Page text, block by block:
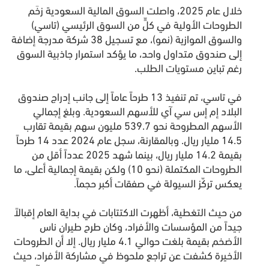
خلال عام 2025، واصلت السوق المالية السعودية زخَم
الطروحات الأولية في كلٍّ من السوق الرئيسي (تاسي)
والسوق الموازية (نمو)، مع تسجيل 38 شركة مدرجة إضافة
إلى صندوق متداول واحد، ما يؤكد استمرار جاذبية السوق
رغم تباين مستويات الطلب.
في تاسي، تم تنفيذ 13 طرحاً عاماً إلى جانب إدراج صندوق
البلاد إم إس سي آي للأسهم السعودية. وبلغ إجمالي
الأسهم المطروحة نحو 539.7 مليون سهم بقيمة تقارب
14.5 مليار ريال. وبالمقارنة، سجل عام 2024 عدد 14 طرحاً
بقيمة 14.2 مليار ريال، بينما شهد 2025 عدداً أقل من
الطروحات المكتملة (نحو 10) ولكن بقيمة إجمالية أعلى، ما
يعكس تركّز السيولة في صفقات أكبر حجماً.
من حيث التغطية، أظهرت الاكتتابات في بداية العام إقبالاً
جيداً من المؤسسات والأفراد، وكان طرح طيران ناس
الأضخم بقيمة بلغت حوالي 4.1 مليار ريال. إلا أن الطروحات
الأخيرة كشفت عن تراجع ملحوظ في مشاركة الأفراد، حيث